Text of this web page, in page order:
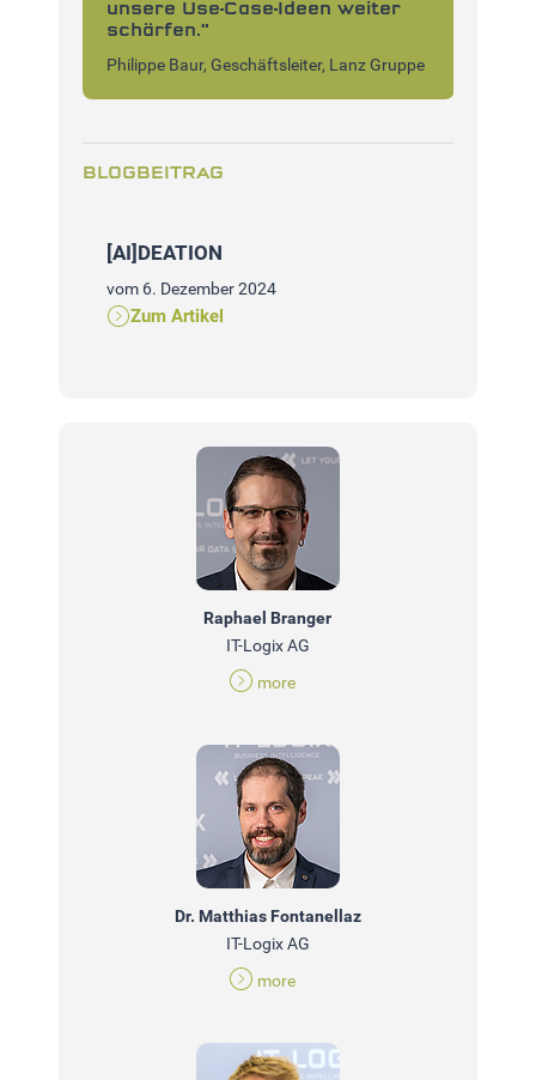
unsere Use-Case-Ideen weiter
schärfen."
Philippe Baur, Geschäftsleiter, Lanz Gruppe
BLOGBEITRAG
[AI]DEATION
vom 6. Dezember 2024
Zum Artikel
Raphael Branger
IT-Logix AG
more
Dr. Matthias Fontanellaz
IT-Logix AG
more